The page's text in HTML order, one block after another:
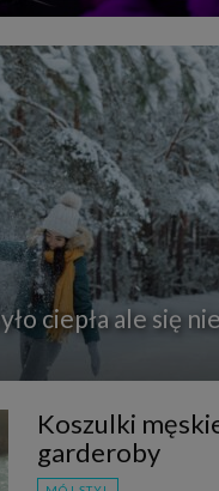
ciepła ale się
Koszulki
garderoby